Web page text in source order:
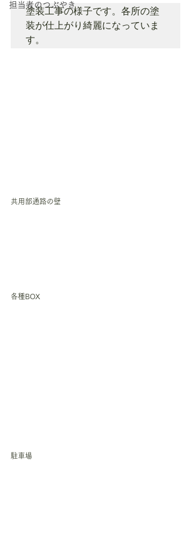
担当者のつぶやき
塗装工事の様子です。各所の塗
装が仕上がり綺麗になっていま
す。
共用部通路の壁
各種BOX
駐車場